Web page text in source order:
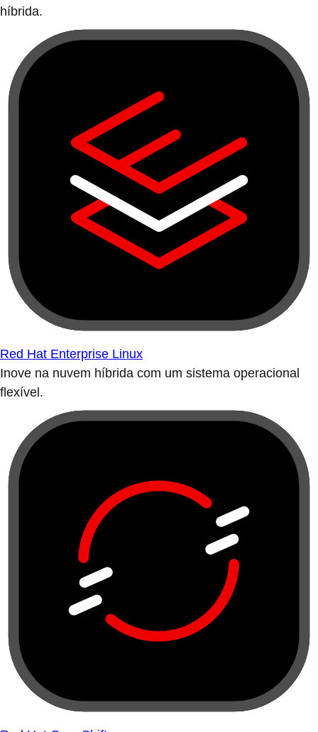
híbrida.
Red Hat Enterprise Linux
Inove na nuvem híbrida com um sistema operacional
flexível.